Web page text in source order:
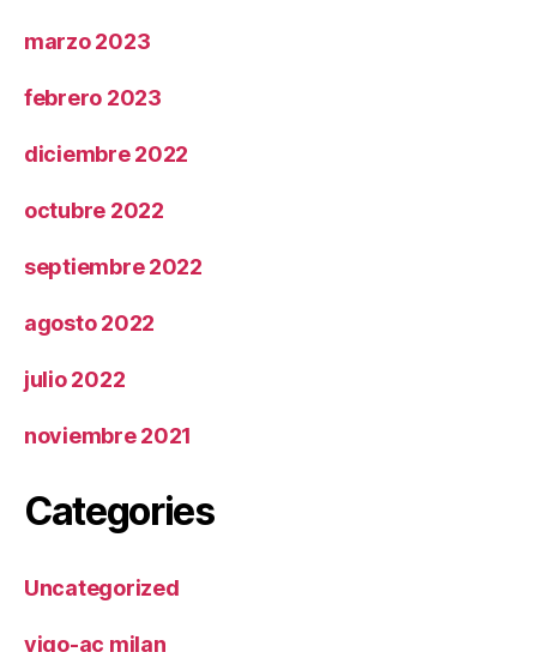
marzo 2023
febrero 2023
diciembre 2022
octubre 2022
septiembre 2022
agosto 2022
julio 2022
noviembre 2021
Categories
Uncategorized
vigo-ac milan